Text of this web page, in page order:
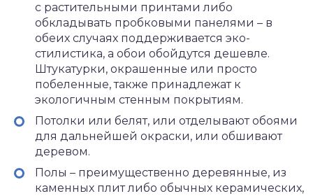
с растительными принтами либо
обкладывать пробковыми панелями – в
обеих случаях поддерживается эко-
стилистика, а обои обойдутся дешевле.
Штукатурки, окрашенные или просто
побеленные, также принадлежат к
экологичным стенным покрытиям.
Потолки или белят, или отделывают обоями
для дальнейшей окраски, или обшивают
деревом.
Полы – преимущественно деревянные, из
каменных плит либо обычных керамических,